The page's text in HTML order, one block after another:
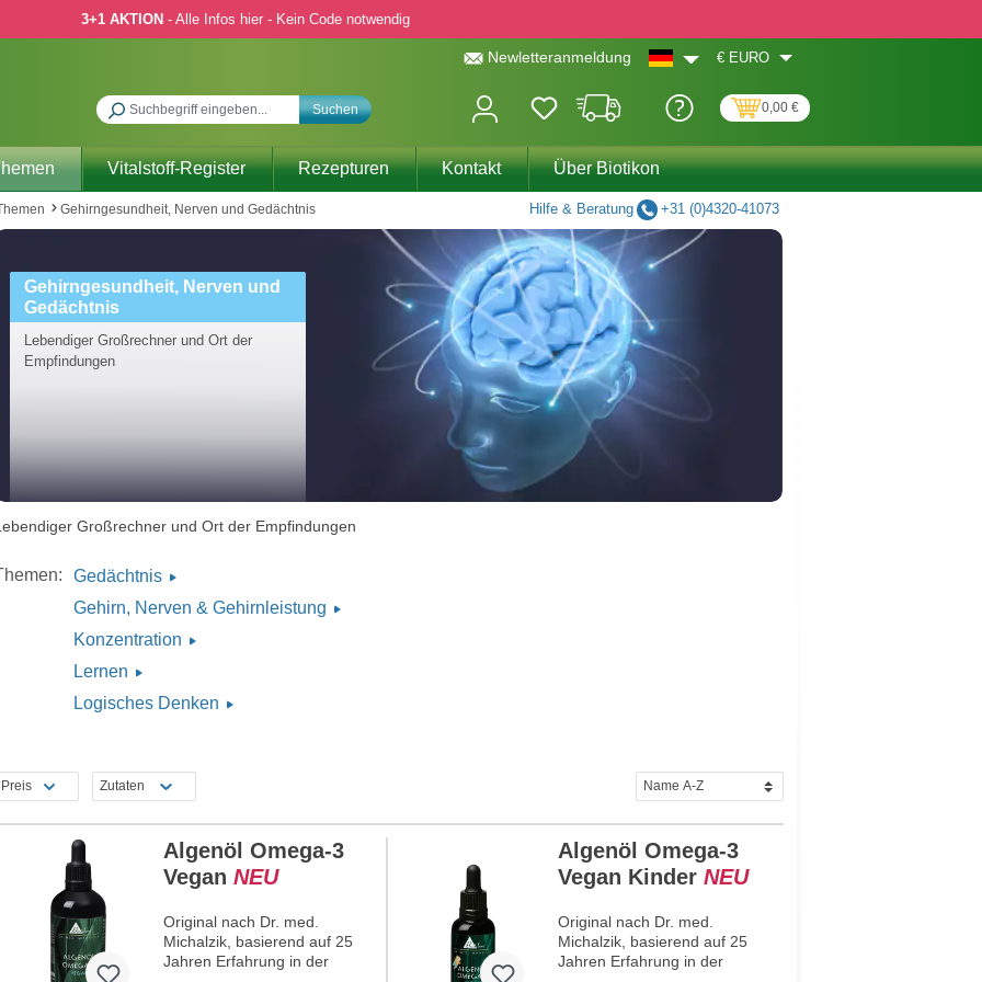
3+1 AKTION - Alle Infos hier - Kein Code notwendig
Newletteranmeldung € EURO
Suchen 0,00 €
Vitalstoff-Register Rezepturen Kontakt Über Biotikon
Gehirngesundheit, Nerven und Gedächtnis Hilfe & Beratung +31 (0)4320-41073
Gehirngesundheit, Nerven und
Gedächtnis
Lebendiger Großrechner und Ort der
Empfindungen
Großrechner und Ort der Empfindungen
Gedächtnis
Gehirn, Nerven & Gehirnleistung
Konzentration
Lernen
Logisches Denken
Preis Zutaten
Algenöl Omega-3
Vegan NEU
Original nach Dr. med.
Michalzik, basierend auf 25
Jahren Erfahrung in der
Algenöl Omega-3
Vegan KinderNEU
Original nach Dr. med.
Michalzik, basierend auf 25
Jahren Erfahrung in der